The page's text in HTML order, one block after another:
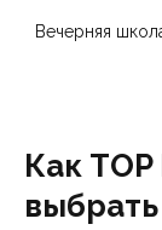
Вечерняя
Как